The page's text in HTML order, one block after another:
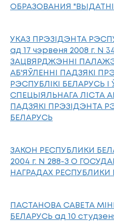
ОБРАЗОВАНИЯ
УКАЗ ПРЭЗIДЭНТА
ад 17 чэрвеня 2008 г. N
ЗАЦВЯРДЖЭННI
АБ'ЯЎЛЕННI ПАДЗЯКI
РЭСПУБЛIКI БЕЛАРУСЬ I
СПЕЦЫЯЛЬНАГА ЛIСТА
ПАДЗЯКI ПРЭЗIДЭНТА
БЕЛАРУСЬ
ЗАКОН РЕСПУБЛИКИ
2004 г. N 288-З О
НАГРАДАХ РЕСПУБЛИКИ
ПАСТАНОВА САВЕТА
БЕЛАРУСЬ ад 10